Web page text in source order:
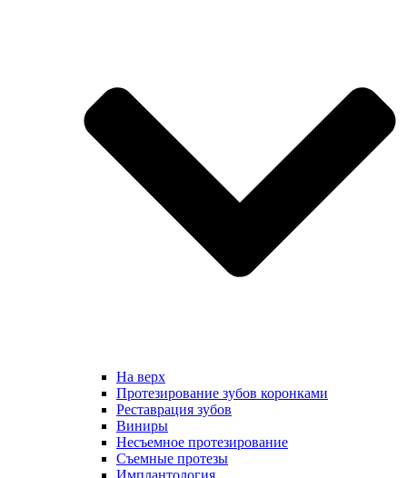
На верх
Протезирование зубов коронками
Реставрация зубов
Виниры
Несъемное протезирование
Съемные протезы
Имплантология